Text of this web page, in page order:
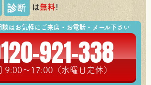
診断 は無料!
談はお気軽にご来店・お電話・メール下さい
921-338
9:00～17:00（水曜日定休）